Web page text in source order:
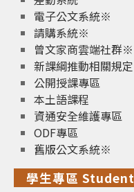
電子公文系統※
請購系統※
曾文家商雲端社群※
新課綱推動相關規定
公開授課專區
本土語課程
資通安全維護專區
ODF專區
舊版公文系統※
學生專區 Student